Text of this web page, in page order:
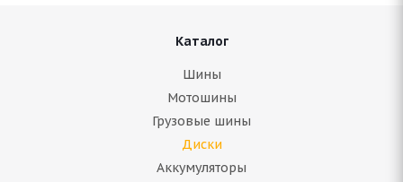
Каталог
Шины
Мотошины
Грузовые шины
Диски
Аккумуляторы